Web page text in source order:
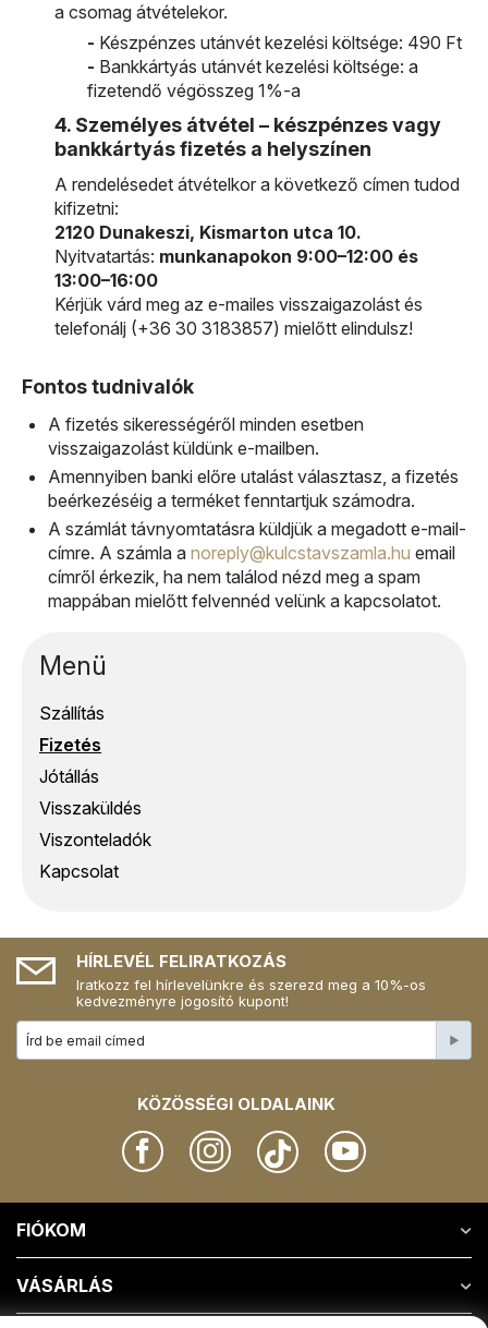
a csomag átvételekor.
- Készpénzes utánvét kezelési költsége: 490 Ft
- Bankkártyás utánvét kezelési költsége: a
fizetendő végösszeg 1%-a
4. Személyes átvétel – készpénzes vagy
bankkártyás fizetés a helyszínen
A rendelésedet átvételkor a következő címen tudod
kifizetni:
2120 Dunakeszi, Kismarton utca 10.
Nyitvatartás: munkanapokon 9:00–12:00 és
13:00–16:00
Kérjük várd meg az e-mailes visszaigazolást és
telefonálj (+36 30 3183857) mielőtt elindulsz!
Fontos tudnivalók
A fizetés sikerességéről minden esetben
visszaigazolást küldünk e-mailben.
Amennyiben banki előre utalást választasz, a fizetés
beérkezéséig a terméket fenntartjuk számodra.
A számlát távnyomtatásra küldjük a megadott e-mail-
címre. A számla a noreply@kulcstavszamla.hu email
címről érkezik, ha nem találod nézd meg a spam
mappában mielőtt felvennéd velünk a kapcsolatot.
Menü
Szállítás
Fizetés
Jótállás
Visszaküldés
Viszonteladók
Kapcsolat
HÍRLEVÉL FELIRATKOZÁS
Iratkozz fel hírlevelünkre és szerezd meg a 10%-os
kedvezményre jogosító kupont!
KÖZÖSSÉGI OLDALAINK
FIÓKOM
VÁSÁRLÁS